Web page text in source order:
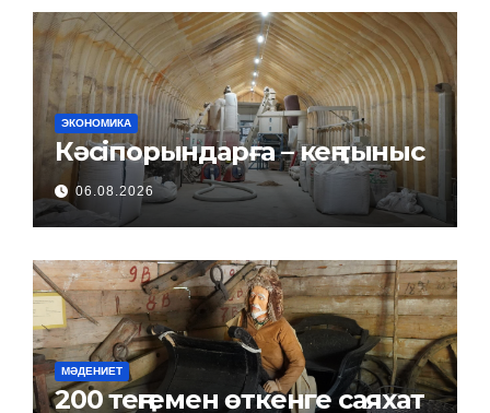
ЭКОНОМИКА
Кәсіпорындарға – кең тыныс
06.08.2026
МӘДЕНИЕТ
200 теңгемен өткенге саяхат